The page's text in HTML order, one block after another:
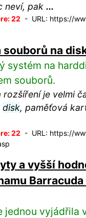
neví, pak ...
22- URL: https://
na
systém na
souborů.
rozšíření je velmi
disk, paměťová
22- URL: https://
a vyšší
jednou vyjádřila